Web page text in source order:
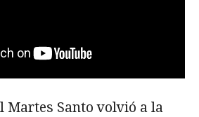
Martes Santo volvió a la